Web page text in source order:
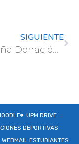
SIGUIENTE
Campaña Donación Médula – VOLUNTARIOS
UPM DRIVE
DEPORTIVAS
WEBMAIL ESTUDIANTES